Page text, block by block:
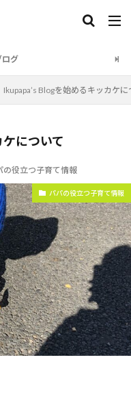
ログ
Ikupapa’s Blogを始めるキッカケ
について
の役立つ子育て情報
パパの役立つ子育て情報
ピングー
ポリンキー
げない
う
子供服
カービィ
湖池屋
県立恐竜博物館
ン
SPY×FAMILY
アニメ
エリックカール
ゲーム
チ
コラボ服
ミリー